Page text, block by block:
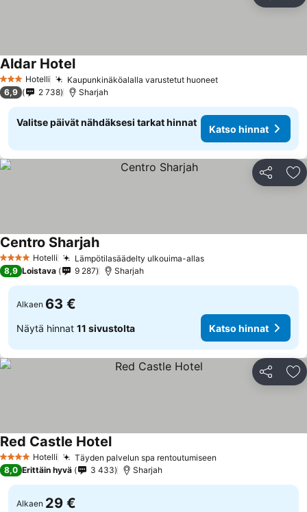
3 Tähtiluokitus
Hotelli Kaupunkinäköalalla varustetut huoneet
Aldar Hotel
6,9 2 738 Sharjah
Valitse päivät nähdäksesi tarkat hinnat
Katso hinnat
Jaa
4 Tähtiluokitus
Hotelli Lämpötilasäädelty ulkouima-allas
Centro Sharjah
8,9 Loistava 9 287 Sharjah
Alkaen 63 €
Näytä hinnat 11 sivustolta Katso hinnat
Jaa
4 Tähtiluokitus
Hotelli Täyden palvelun spa rentoutumiseen
Red Castle Hotel
8,0 Erittäin hyvä 3 433 Sharjah
Alkaen 29 €